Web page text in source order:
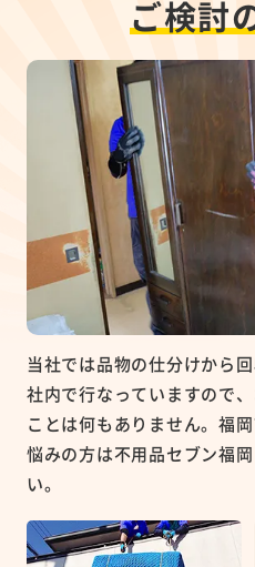
ご検討
当社では品物の仕分けから
社内で行なっていますので
ことは何もありません。福
悩みの方は不用品セブン福
い。